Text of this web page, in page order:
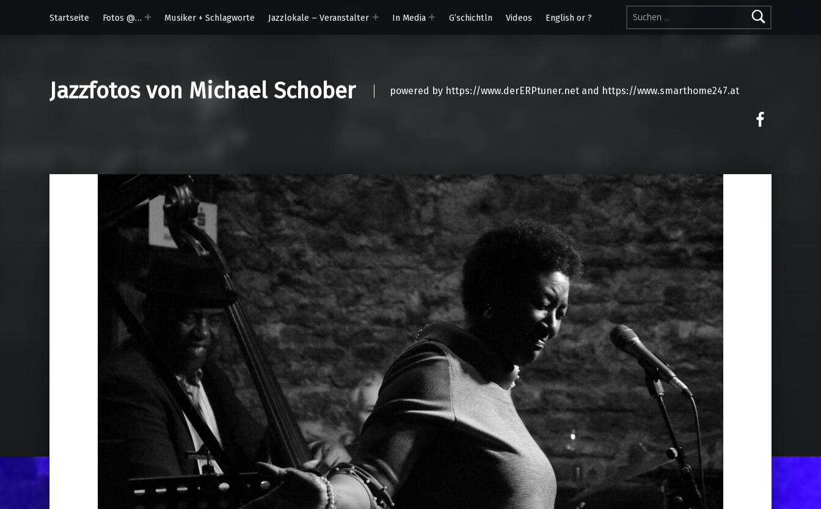
Suchen nach:
Startseite
Fotos @… Musiker + Schlagworte Jazzlokale – Veranstalter In Media G’schichtln Videos English or ?
Jazzfotos von Michael Schober powered by https://www.derERPtuner.net and https://www.smarthome247.at